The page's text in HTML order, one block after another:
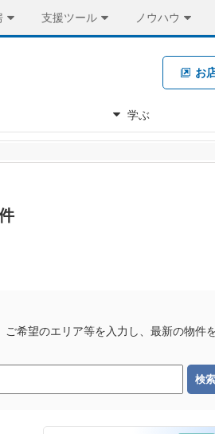
支援ツール ノウハウ
お
学ぶ
希望のエリア等を入力し、最新の物件